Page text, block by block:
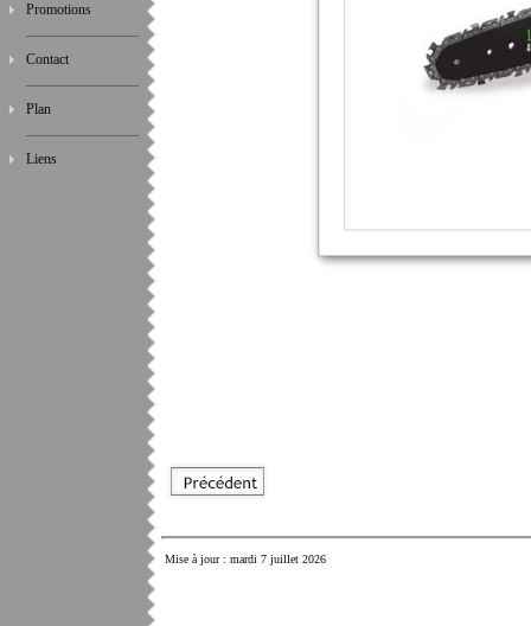
Promotions
Contact
Plan
Liens
Mise à jour : mardi 7 juillet 2026